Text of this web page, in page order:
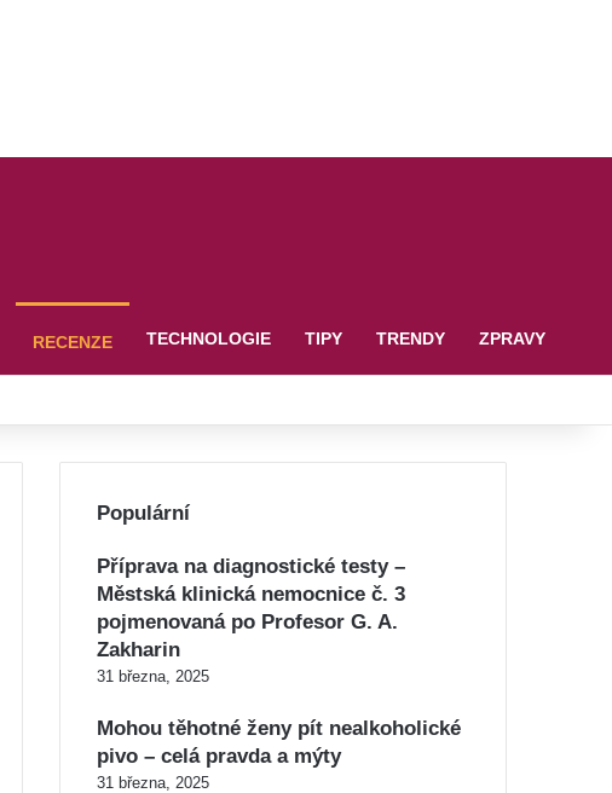
RECENZE TECHNOLOGIE TIPY TRENDY ZPRAVY
Populární
Příprava na diagnostické testy –
Městská klinická nemocnice č. 3
pojmenovaná po Profesor G. A.
Zakharin
31 března, 2025
Mohou těhotné ženy pít nealkoholické
pivo – celá pravda a mýty
31 března, 2025